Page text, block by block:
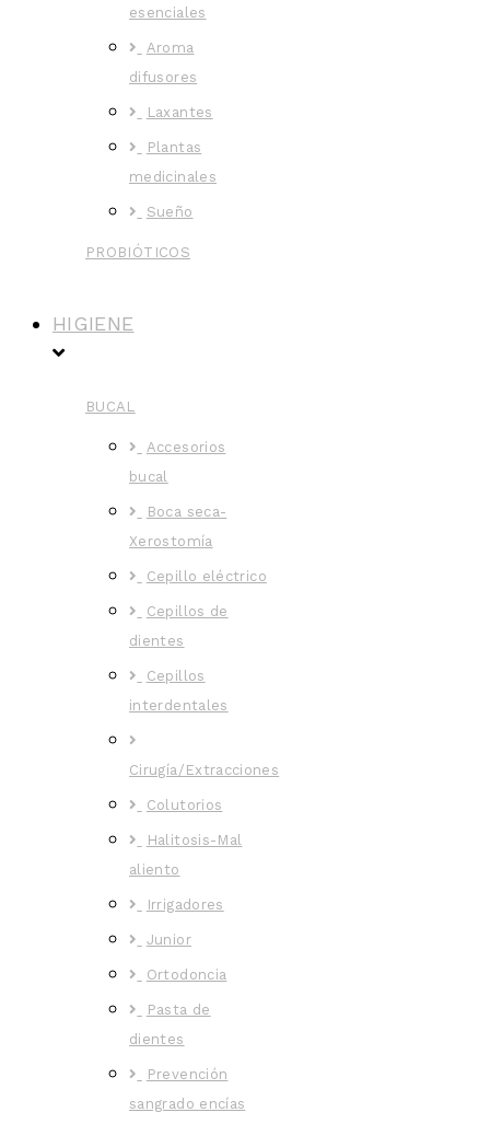
esenciales
Aroma
difusores
Laxantes
Plantas
medicinales
Sueño
PROBIÓTICOS
HIGIENE
BUCAL
Accesorios
bucal
Boca seca-
Xerostomía
Cepillo eléctrico
Cepillos de
dientes
Cepillos
interdentales
Cirugía/Extracciones
Colutorios
Halitosis-Mal
aliento
Irrigadores
Junior
Ortodoncia
Pasta de
dientes
Prevención
sangrado encías